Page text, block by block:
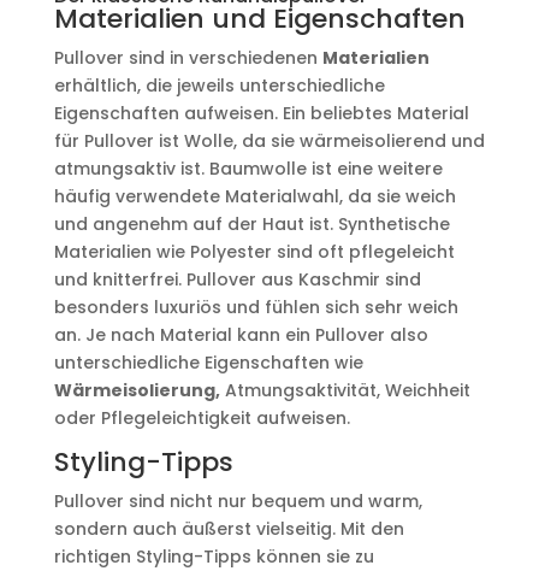
Materialien und Eigenschaften
Pullover sind in verschiedenen Materialien
erhältlich, die jeweils unterschiedliche
Eigenschaften aufweisen. Ein beliebtes Material
für Pullover ist Wolle, da sie wärmeisolierend und
atmungsaktiv ist. Baumwolle ist eine weitere
häufig verwendete Materialwahl, da sie weich
und angenehm auf der Haut ist. Synthetische
Materialien wie Polyester sind oft pflegeleicht
und knitterfrei. Pullover aus Kaschmir sind
besonders luxuriös und fühlen sich sehr weich
an. Je nach Material kann ein Pullover also
unterschiedliche Eigenschaften wie
Wärmeisolierung,Atmungsaktivität, Weichheit
oder Pflegeleichtigkeit aufweisen.
Styling-Tipps
Pullover sind nicht nur bequem und warm,
sondern auch äußerst vielseitig. Mit den
richtigen Styling-Tipps können sie zu